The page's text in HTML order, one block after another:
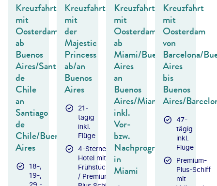
Kreuzfahrt
mit
Oosterdam
ab
Buenos
Aires/Santiago
de
Chile
an
Santiago
de
Chile/Buenos
Aires
18-,
19-,
29.-
Kreuzfahrt
mit
der
Majestic
Princess
ab/an
Buenos
Aires
21-
tägig
inkl.
Flüge
4-Sterne-
Hotel mit
Frühstück
/ Premium-
Kreuzfahrt
mit
Oosterdam
ab
Miami/Buenos
Aires
an
Buenos
Aires/Miami
inkl.
Vor-
bzw.
Nachprogramm
in
Miami
Kreuzfahrt
mit
Oosterdam
von
Barcelona/
Aires
bis
Buenos
Aires/
47-
tägig
inkl.
Flüge
Premium-
Plus-Schiff
mit